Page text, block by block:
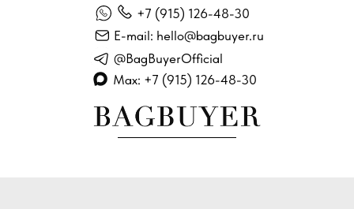
E-mail: hello@bagbuyer.ru
+7 (915) 126-48-30
@BagBuyerOfficial
Max: +7 (915) 126-48-30